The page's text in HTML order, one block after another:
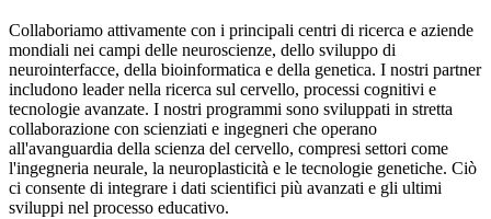
Collaboriamo attivamente con i principali centri di ricerca e aziende
mondiali nei campi delle neuroscienze, dello sviluppo di
neurointerfacce, della bioinformatica e della genetica. I nostri partner
includono leader nella ricerca sul cervello, processi cognitivi e
tecnologie avanzate. I nostri programmi sono sviluppati in stretta
collaborazione con scienziati e ingegneri che operano
all'avanguardia della scienza del cervello, compresi settori come
l'ingegneria neurale, la neuroplasticità e le tecnologie genetiche. Ciò
ci consente di integrare i dati scientifici più avanzati e gli ultimi
sviluppi nel processo educativo.